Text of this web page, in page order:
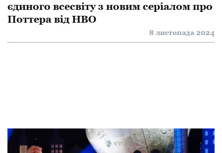
єдиного всесвіту з новим серіалом про
Поттера від HBO
8 листопада 2024